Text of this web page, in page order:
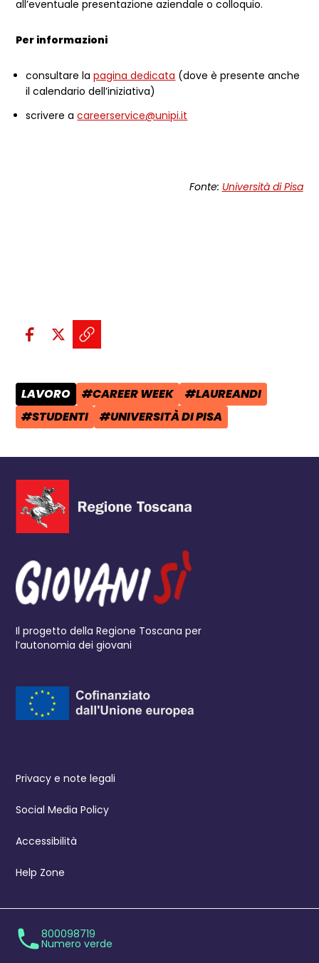
all’eventuale presentazione aziendale o colloquio.
Per informazioni
consultare lapagina dedicata (dove è presente anche
il calendario dell’iniziativa)
scrivere acareerservice@unipi.it
Fonte: Università di Pisa
Condividi sui social:
Condividi su Facebook - apre
Condividi su X - apre una
Copia il link e condividi -
CATEGORIA POST:
LAVORO TAG:
#CAREER WEEK TAG:
#LAUREANDI
TAG:
#STUDENTI TAG:
#UNIVERSITÀ DI PISA
Il progetto della Regione Toscana per
l’autonomia dei giovani
Privacy e note legali
Social Media Policy
Accessibilità
Help Zone
800098719
Numero verde